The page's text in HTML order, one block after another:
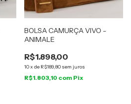
BOLSA CAMURÇA VIVO -
ANIMALE
R$1.898,00
10x de R$189,80 sem juros
R$1.803,10 com Pix